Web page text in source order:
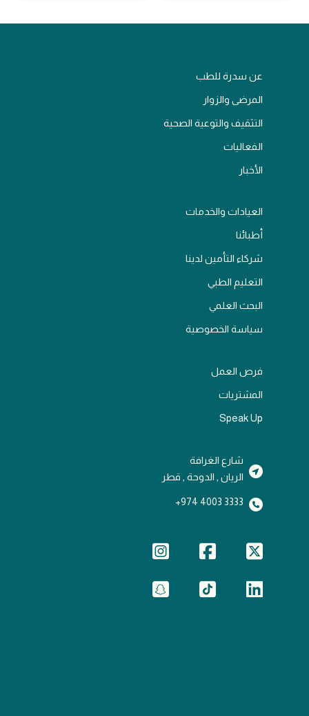
عن سدرة للطب
المرضى والزوار
التثقيف والتوعية الصحية
الفعاليات
الأخبار
العيادات والخدمات
أطبائنا
شركاء التأمين لدينا
التعليم الطبي
البحث العلمي
سياسة الخصوصية
فرص العمل
المشتريات
Speak Up
شارع الغرافة
الريان , الدوحة , قطر
3333 4003 974+